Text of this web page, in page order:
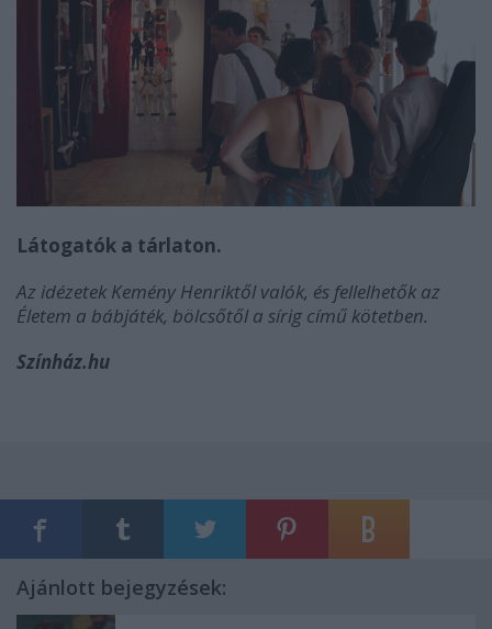
Látogatók a tárlaton.
Az idézetek Kemény Henriktől valók, és fellelhetők az
Életem a bábjáték, bölcsőtől a sírig című kötetben.
Színház.hu
Ajánlott bejegyzések: